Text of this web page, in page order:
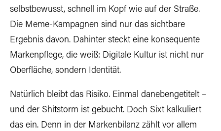
selbstbewusst, schnell im Kopf wie auf der Straße.
Die Meme-Kampagnen sind nur das sichtbare
Ergebnis davon. Dahinter steckt eine konsequente
Markenpflege, die weiß: Digitale Kultur ist nicht nur
Oberfläche, sondern Identität.
Natürlich bleibt das Risiko. Einmal danebengetitelt –
und der Shitstorm ist gebucht. Doch Sixt kalkuliert
das ein. Denn in der Markenbilanz zählt vor allem